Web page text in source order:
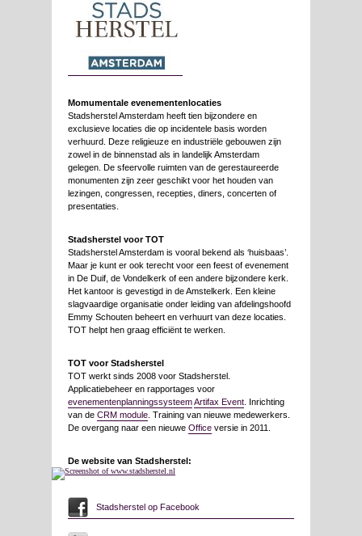
Momumentale evenementenlocaties
Stadsherstel Amsterdam heeft tien bijzondere en
exclusieve locaties die op incidentele basis worden
verhuurd. Deze religieuze en industriële gebouwen zijn
zowel in de binnenstad als in landelijk Amsterdam
gelegen. De sfeervolle ruimten van de gerestaureerde
monumenten zijn zeer geschikt voor het houden van
lezingen, congressen, recepties, diners, concerten of
presentaties.
Stadsherstel voor TOT
Stadsherstel Amsterdam is vooral bekend als ‘huisbaas’.
Maar je kunt er ook terecht voor een feest of evenement
in De Duif, de Vondelkerk of een andere bijzondere kerk.
Het kantoor is gevestigd in de Amstelkerk. Een kleine
slagvaardige organisatie onder leiding van afdelingshoofd
Emmy Schouten beheert en verhuurt van deze locaties.
TOT helpt hen graag efficiënt te werken.
TOT voor Stadsherstel
TOT werkt sinds 2008 voor Stadsherstel.
Applicatiebeheer en rapportages voor
evenementenplanningssysteemArtifax Event . Inrichting
van de CRM module . Training van nieuwe medewerkers.
De overgang naar een nieuwe Office versie in 2011.
De website van Stadsherstel:
Stadsherstel op Facebook